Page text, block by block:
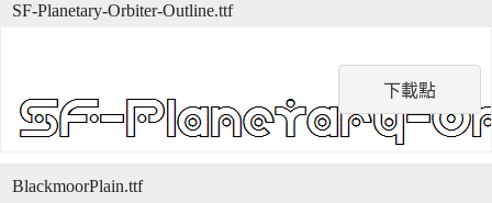
下載點
SF-Planetary-Orbiter-Outline.ttf
BlackmoorPlain.ttf